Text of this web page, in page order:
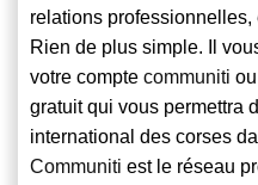
relations
Rien de plus simple. Il
votre compte communiti
gratuit qui vous permettra
international des corses
Communiti est le réseau